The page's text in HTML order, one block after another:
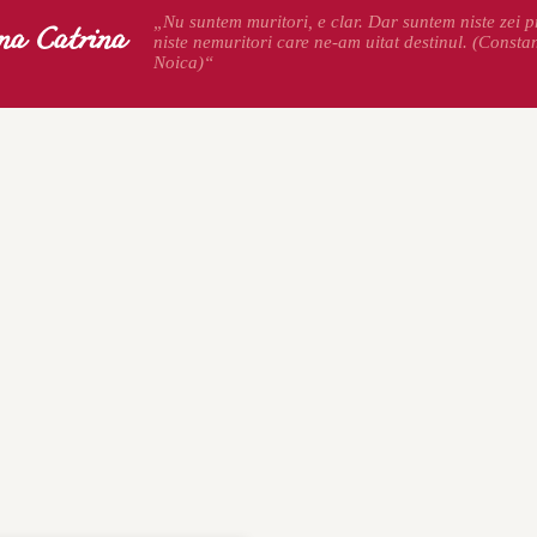
Catrina
„Nu suntem muritori, e clar. Dar suntem niste zei
niste nemuritori care ne-am uitat destinul.
Noica)“